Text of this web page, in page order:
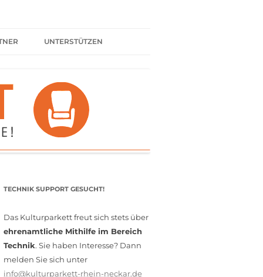
UNTERSTÜTZEN
SPENDEN
FÖRDERMITGLIED WERDEN
MITGLIEDSCHAFT
TECHNIK SUPPORT GESUCHT!
Das Kulturparkett freut sich stets über
ehrenamtliche Mithilfe im Bereich
Technik. Sie haben Interesse? Dann
melden Sie sich unter
info@kulturparkett-rhein-neckar.de